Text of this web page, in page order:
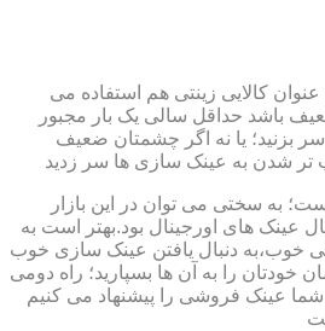
کالایی زینتی هم استفاده می
باشد حداقل سالی یک بار مجبور
بزنید؛ یا نه اگر چشمتان ضعیف
شدن به عینک سازی ها سر زدید
به سختی می توان در این بازار
عینک های اورجینال بود.بهتر است به
خوب،به دنبال یافتن عینک سازی خوب
خودتان را به آن ها بسپارید؛ راه دومی
شما عینک فروشی را پیشنهاد می کنیم